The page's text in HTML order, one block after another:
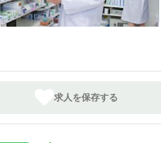
求人を保存する